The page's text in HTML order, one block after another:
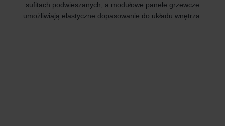
sufitach podwieszanych, a modułowe panele grzewcze
umożliwiają elastyczne dopasowanie do układu wnętrza.